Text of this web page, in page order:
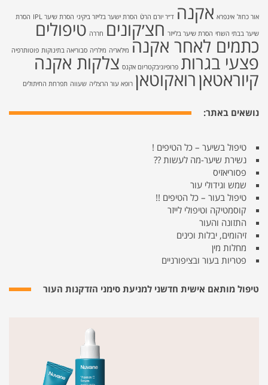
אור כחול אינפרא אקנה ד״ר יורם הרטֿ הסרת ישער בלייזר ביקיני הסרת שיער IPL
הסרת
שיער בבתי השחי הסרת שיער בלייזר חצ׳קונים חררה טיפולים
כתמים לאחר אקנה מילאריה מילריה סבוריאה בתינוקות פוטותרפיה
פצעי בגרות פרופיוניבקטריום אקנס צלקות אקנה
קיוראטאןרואקוטאן רופא עור הרצליה שעווה תפרחת החיתולים
נושאים באתר:
טיפול בשיער – כל הטיפים !
נשירת שיער-מה לעשות ??
פסוריאזיס
שמש וגידולי עור
טיפול בעור – כל הטיפים !!
קוסמטיקה וטיפולי לייזר
התזונה והעור
זיהומים, יבלות וכינים
מחלות מין
פטריות בעור ובציפורניים
טיפול מותאם אישית חדשני למניעת סימני הזדקנות העור